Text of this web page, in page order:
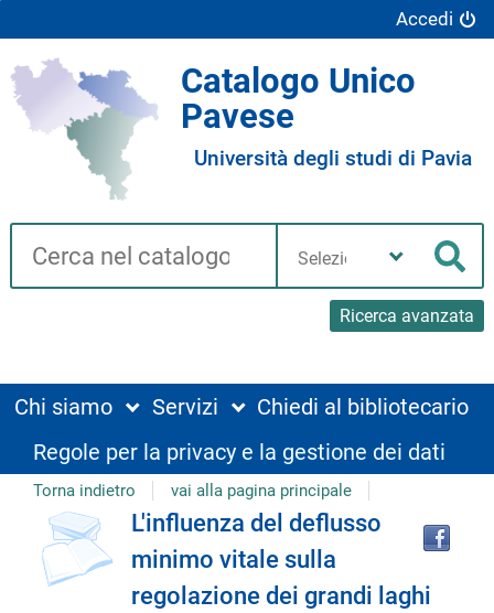
Accedi
Catalogo Unico
Pavese
Università degli studi di Pavia
Cerca su "Catalogo"
Ricerca avanzata
biblioteca
Chi siamo Servizi
Chiedi al bibliotecario
Regole per la privacy e la gestione dei dati
Torna indietro vai alla pagina principale
Dettaglio
del
L'influenza del deflusso
minimo vitale sulla
regolazione dei grandi laghi